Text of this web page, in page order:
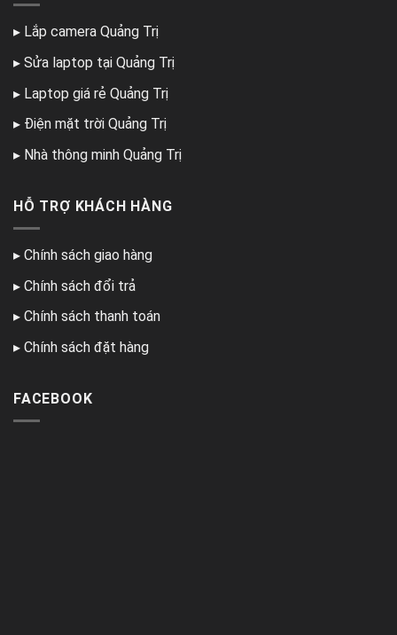
▸ Lắp camera Quảng Trị
▸ Sửa laptop tại Quảng Trị
▸ Laptop giá rẻ Quảng Trị
▸ Điện mặt trời Quảng Trị
▸ Nhà thông minh Quảng Trị
HỖ TRỢ KHÁCH HÀNG
▸ Chính sách giao hàng
▸ Chính sách đổi trả
▸ Chính sách thanh toán
▸ Chính sách đặt hàng
FACEBOOK